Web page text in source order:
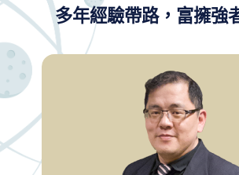
多年經驗帶路，富擁強